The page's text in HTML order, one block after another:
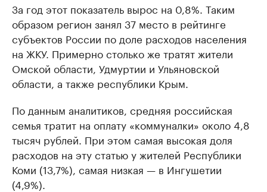
За год этот показатель вырос на 0,8%. Таким
образом регион занял 37 место в рейтинге
субъектов России по доле расходов населения
на ЖКУ. Примерно столько же тратят жители
Омской области, Удмуртии и Ульяновской
области, а также республики Крым.
По данным аналитиков, средняя российская
семья тратит на оплату «коммуналки» около 4,8
тысяч рублей. При этом самая высокая доля
расходов на эту статью у жителей Республики
Коми (13,7%), самая низкая — в Ингушетии
(4,9%).